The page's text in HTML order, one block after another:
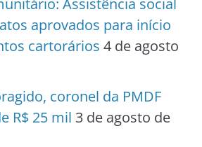
Assistência social
aprovados para início
cartorários 4 de agosto
coronel da PMDF
R$ 25 mil 3 de agosto de